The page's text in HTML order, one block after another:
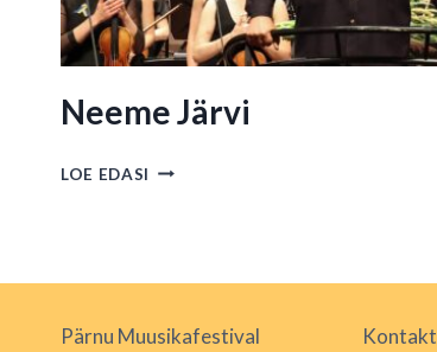
Neeme Järvi
LOE EDASI NEEME
Pärnu Muusikafestival Kontakt